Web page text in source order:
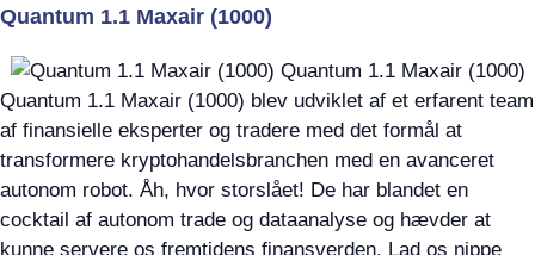
Quantum 1.1 Maxair (1000)
Quantum 1.1 Maxair (1000) blev udviklet af et erfarent team
af finansielle eksperter og tradere med det formål at
transformere kryptohandelsbranchen med en avanceret
autonom robot. Åh, hvor storslået! De har blandet en
cocktail af autonom trade og dataanalyse og hævder at
kunne servere os fremtidens finansverden. Lad os nippe